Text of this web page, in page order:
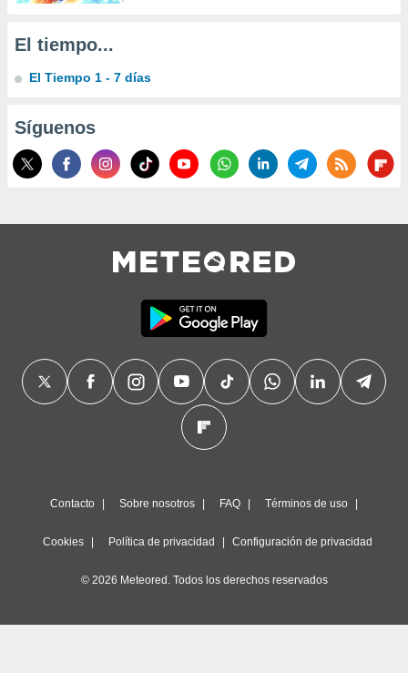
de
1199
El tiempo...
El Tiempo 1 - 7 días
Síguenos
Contacto Sobre nosotros FAQ Términos de uso
Cookies Política de privacidad Configuración de privacidad
© 2026 Meteored. Todos los derechos reservados